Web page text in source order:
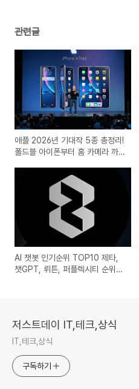
관련글
애플 2026년 기대작 5종 총정리!
폴드블 아이폰부터 홈 카메라 까
AI 챗봇 인기순위 TOP10 제타,
챗GPT, 뤼튼, 퍼플렉시티 순위
저스트데이 IT,테크,상식
IT,테크,상식
구독하기